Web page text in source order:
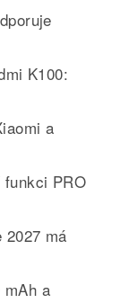
K100:
a
funkci PRO
má
a